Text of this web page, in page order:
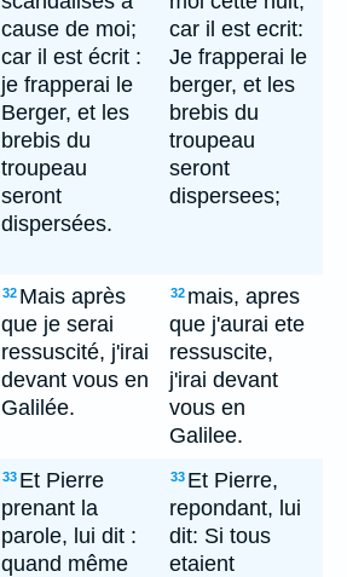
cause de moi;
car il est écrit :
je frapperai le
Berger, et les
brebis du
troupeau
seront
dispersées.
car il est ecrit:
Je frapperai le
berger, et les
brebis du
troupeau
seront
dispersees;
32 Mais après
que je serai
ressuscité, j'irai
devant vous en
Galilée.
32 mais, apres
que j'aurai ete
ressuscite,
j'irai devant
vous en
Galilee.
33 Et Pierre
prenant la
parole, lui dit :
quand même
33 Et Pierre,
repondant, lui
dit: Si tous
etaient